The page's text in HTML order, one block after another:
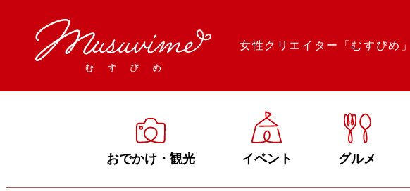
女性クリエイター「むすびめ
おでかけ・観光 イベント グルメ